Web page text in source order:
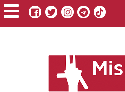
Vés
al
contingut